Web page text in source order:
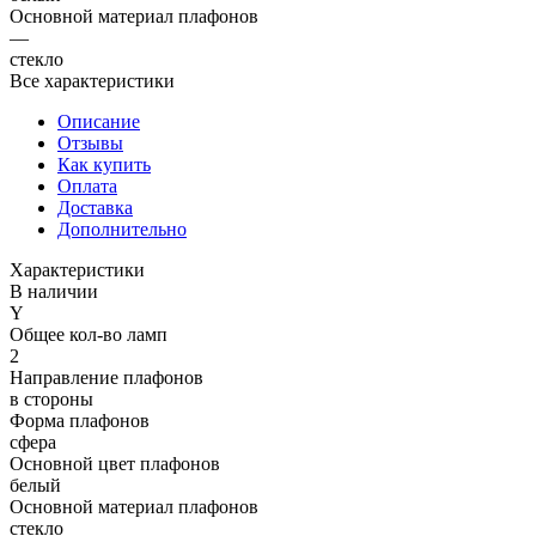
Основной материал плафонов
—
стекло
Все характеристики
Описание
Отзывы
Как купить
Оплата
Доставка
Дополнительно
Характеристики
В наличии
Y
Общее кол-во ламп
2
Направление плафонов
в стороны
Форма плафонов
сфера
Основной цвет плафонов
белый
Основной материал плафонов
стекло